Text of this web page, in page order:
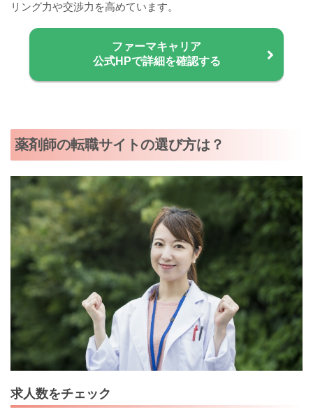
リング力や交渉力を高めています。
ファーマキャリア
公式HPで詳細を確認する
薬剤師の転職サイトの選び方は？
求人数をチェック